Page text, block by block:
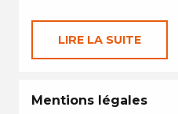
LIRE LA SUITE
Mentions légales